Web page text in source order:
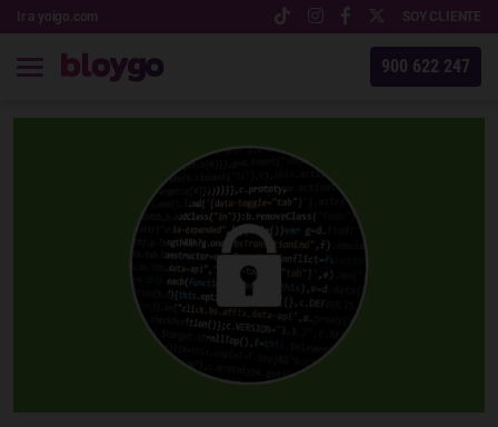
Ir a yoigo.com SOY CLIENTE
900 622 247